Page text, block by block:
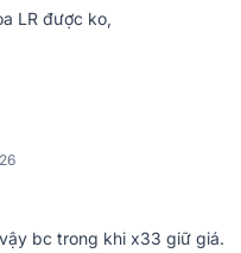
độ hoạt động, công tắc
âm lượng, độ sáng màn
bố trí dễ hiểu và khoa học.
kết nối thiết bị khác và các
dùng dễ nắm bắt. Đi kèm là
nên thuận tiện.
AV BIK BJ-A88
LR được ko,
bc trong khi x33 giữ giá.